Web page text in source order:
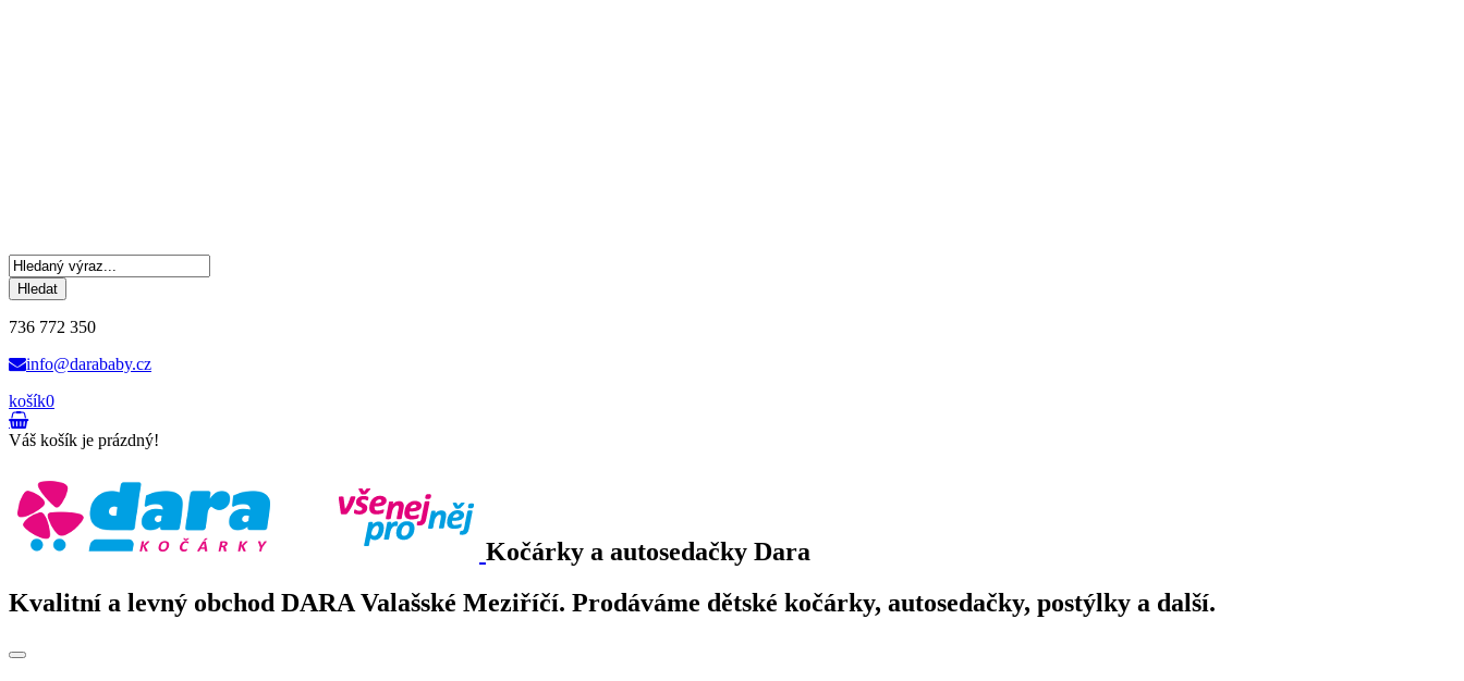
Hledat
736 772 350
info@darababy.cz
košík0
Váš košík je prázdný!
Kočárky a autosedačky Dara
Kvalitní a levný obchod DARA Valašské Meziříčí. Prodáváme dětské kočárky, autosedačky, postýlky a další.
Toggle